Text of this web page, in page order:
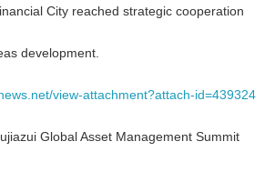
City reached strategic cooperation
development.
view-attachment?attach-id=439324
Global Asset Management Summit